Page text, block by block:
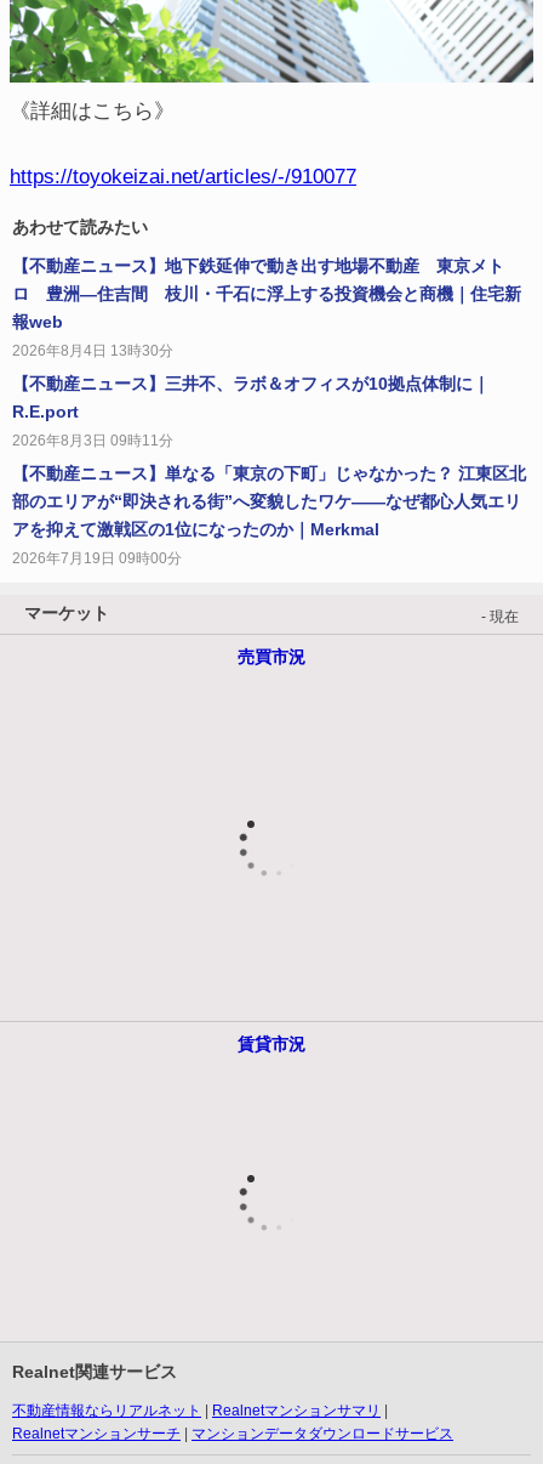
《詳細はこちら》
https://toyokeizai.net/articles/-/910077
あわせて読みたい
【不動産ニュース】地下鉄延伸で動き出す地場不動産 東京メト
ロ 豊洲―住吉間 枝川・千石に浮上する投資機会と商機｜住宅新
報web
2026年8月4日 13時30分
【不動産ニュース】三井不、ラボ＆オフィスが10拠点体制に｜
R.E.port
2026年8月3日 09時11分
【不動産ニュース】単なる「東京の下町」じゃなかった？ 江東区北
部のエリアが“即決される街”へ変貌したワケ――なぜ都心人気エリ
アを抑えて激戦区の1位になったのか｜Merkmal
2026年7月19日 09時00分
マーケット - 現在
売買市況
賃貸市況
Realnet関連サービス
不動産情報ならリアルネット
Realnetマンションサマリ
Realnetマンションサーチ
マンションデータダウンロードサービス